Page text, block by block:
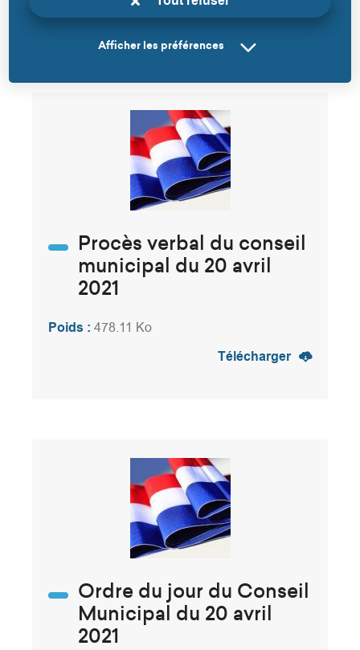
Afficher les préférences
Procès verbal du conseil
municipal du 20 avril
2021
Poids : 478.11 Ko
Télécharger
Ordre du jour du Conseil
Municipal du 20 avril
2021